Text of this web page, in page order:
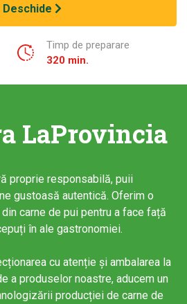
Deschide
Timp de preparare
320 min.
LaProvincia
proprie responsabilă, puii
gustoasă autentică. Oferim o
carne de pui pentru a face față
în ale gastronomiei.
cu atenție și ambalarea la
a produselor noastre, aducem un
producției de carne de